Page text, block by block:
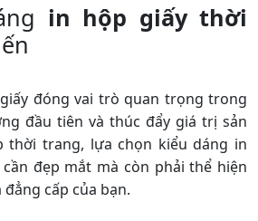
in hộp giấy thời
đóng vai trò quan trọng trong
đầu tiên và thúc đẩy giá trị sản
thời trang, lựa chọn kiểu dáng in
đẹp mắt mà còn phải thể hiện
cấp của bạn.